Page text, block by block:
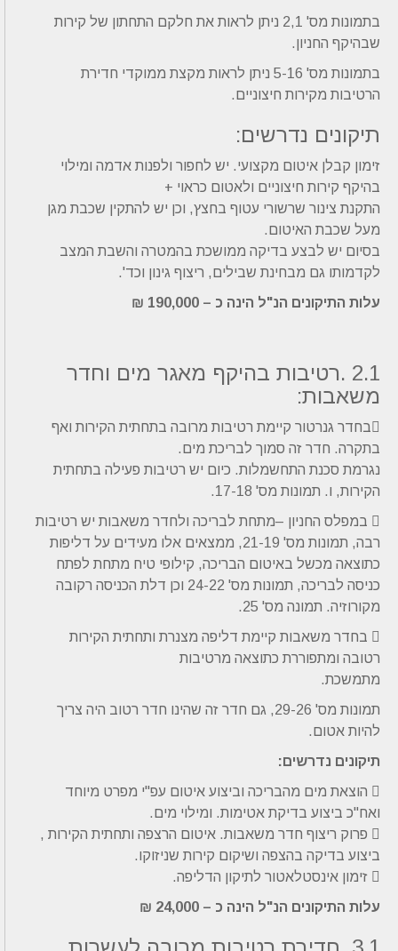
בתמונות מס' 2,1 ניתן לראות את חלקם התחתון של קירות
שבהיקף החניון.
בתמונות מס' 5-16 ניתן לראות מקצת ממוקדי חדירת
הרטיבות מקירות חיצוניים.
תיקונים נדרשים:
זימון קבלן איטום מקצועי. יש לחפור ולפנות אדמה ומילוי
בהיקף קירות חיצוניים ולאטום כראוי +
התקנת צינור שרשורי עטוף בחצץ, וכן יש להתקין שכבת מגן
מעל שכבת האיטום.
בסיום יש לבצע בדיקה ממושכת בהמטרה והשבת המצב
לקדמותו גם מבחינת שבילים, ריצוף גינון וכד'.
עלות התיקונים הנ"ל הינה כ – 190,000 ₪
2.1 .רטיבות בהיקף מאגר מים וחדר
משאבות:
בחדר גנרטור קיימת רטיבות מרובה בתחתית הקירות ואף
בתקרה. חדר זה סמוך לבריכת מים.
נגרמת סכנת התחשמלות. כיום יש רטיבות פעילה בתחתית
הקירות, ו. תמונות מס' 17-18.
 במפלס החניון –מתחת לבריכה ולחדר משאבות יש רטיבות
רבה, תמונות מס' 21-19, ממצאים אלו מעידים על דליפות
כתוצאה מכשל באיטום הבריכה, קילופי טיח מתחת לפתח
כניסה לבריכה, תמונות מס' 24-22 וכן דלת הכניסה רקובה
מקורוזיה. תמונה מס' 25.
 בחדר משאבות קיימת דליפה מצנרת ותחתית הקירות
רטובה ומתפוררת כתוצאה מרטיבות
מתמשכת.
תמונות מס' 29-26, גם חדר זה שהינו חדר רטוב היה צריך
להיות אטום.
תיקונים נדרשים:
 הוצאת מים מהבריכה וביצוע איטום עפ"י מפרט מיוחד
ואח"כ ביצוע בדיקת אטימות. ומילוי מים.
 פרוק ריצוף חדר משאבות. איטום הרצפה ותחתית הקירות ,
ביצוע בדיקה בהצפה ושיקום קירות שניזוקו.
 זימון אינסטלאטור לתיקון הדליפה.
עלות התיקונים הנ"ל הינה כ – 24,000 ₪